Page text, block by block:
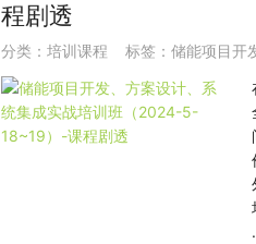
程剧透
分类： 培训课程 标签： 储能项目开